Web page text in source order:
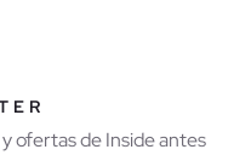
ofertas de Inside antes